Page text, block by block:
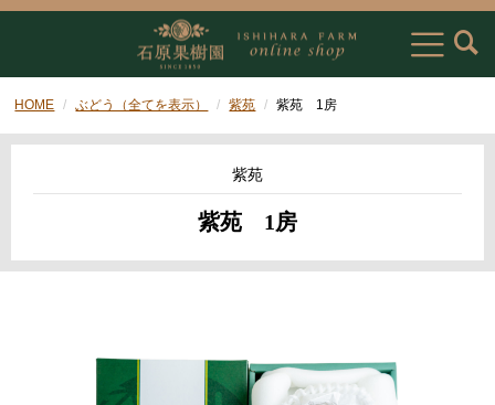
HOME ぶどう（全てを表示） 紫苑 紫苑 1房
紫苑
紫苑 1房